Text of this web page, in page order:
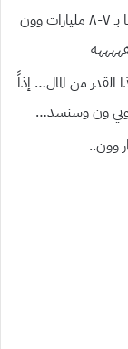
[+7, -1] والديها يعيشان في شقة تقدر قيمتها بـ ٧-٨ مليارات وون
القدر من المال… إذاً
توني ون وسنسد…